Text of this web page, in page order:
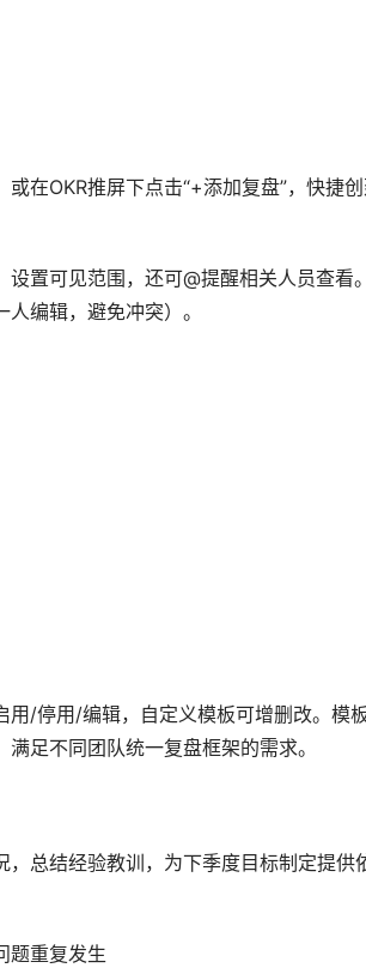
在OKR推屏下点击“+添加复盘”，快捷
置可见范围，还可@提醒相关人员查看
编辑，避免冲突）。
用/停用/编辑，自定义模板可增删改。模
足不同团队统一复盘框架的需求。
，总结经验教训，为下季度目标制定提供
题重复发生